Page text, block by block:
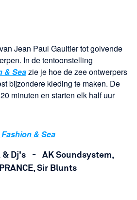
Jean Paul Gaultier tot golvende
In de tentoonstelling
& Seazie je hoe de zee ontwerpers
bijzondere kleding te maken. De
minuten en starten elk half uur
& Sea
& Dj's - AK Soundsystem,
Sir Blunts